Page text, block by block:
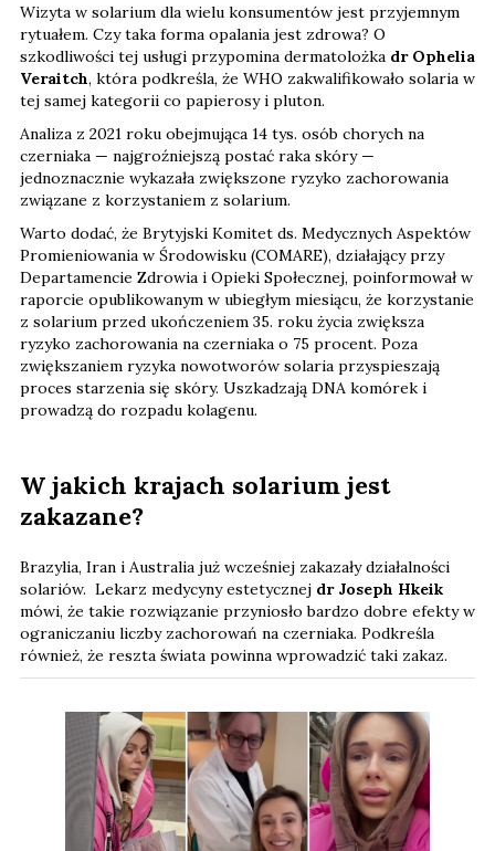
Wizyta w solarium dla wielu konsumentów jest przyjemnym
rytuałem. Czy taka forma opalania jest zdrowa? O
szkodliwości tej usługi przypomina dermatolożka dr Ophelia
Veraitch, która podkreśla, że WHO zakwalifikowało solaria w
tej samej kategorii co papierosy i pluton.
Analiza z 2021 roku obejmująca 14 tys. osób chorych na
czerniaka — najgroźniejszą postać raka skóry —
jednoznacznie wykazała zwiększone ryzyko zachorowania
związane z korzystaniem z solarium.
Warto dodać, że Brytyjski Komitet ds. Medycznych Aspektów
Promieniowania w Środowisku (COMARE), działający przy
Departamencie Zdrowia i Opieki Społecznej, poinformował w
raporcie opublikowanym w ubiegłym miesiącu, że korzystanie
z solarium przed ukończeniem 35. roku życia zwiększa
ryzyko zachorowania na czerniaka o 75 procent. Poza
zwiększaniem ryzyka nowotworów solaria przyspieszają
proces starzenia się skóry. Uszkadzają DNA komórek i
prowadzą do rozpadu kolagenu.
W jakich krajach solarium jest
zakazane?
Brazylia, Iran i Australia już wcześniej zakazały działalności
solariów. Lekarz medycyny estetycznej dr Joseph Hkeik
mówi, że takie rozwiązanie przyniosło bardzo dobre efekty w
ograniczaniu liczby zachorowań na czerniaka. Podkreśla
również, że reszta świata powinna wprowadzić taki zakaz.